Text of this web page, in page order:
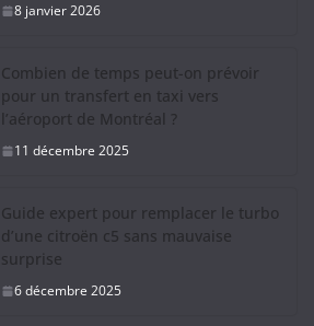
8 janvier 2026
Combien de temps peut-on prévoir
pour un transfert en taxi vers
l’aéroport de Montréal ?
11 décembre 2025
Guide expert pour remplacer le turbo
d’une citroën c5 sans mauvaise
surprise
6 décembre 2025